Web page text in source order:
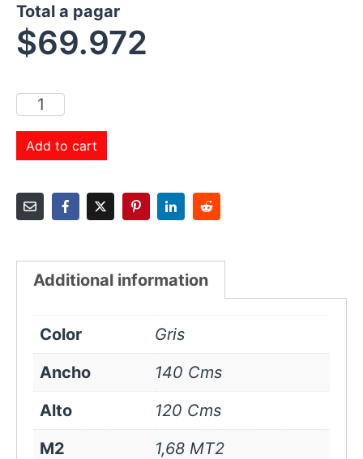
Total a pagar
$69.972
Add to cart
Additional information
Color
Gris
Ancho
140 Cms
Alto
120 Cms
M2
1,68 MT2